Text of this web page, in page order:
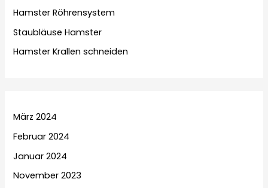
Hamster Röhrensystem
Staubläuse Hamster
Hamster Krallen schneiden
März 2024
Februar 2024
Januar 2024
November 2023